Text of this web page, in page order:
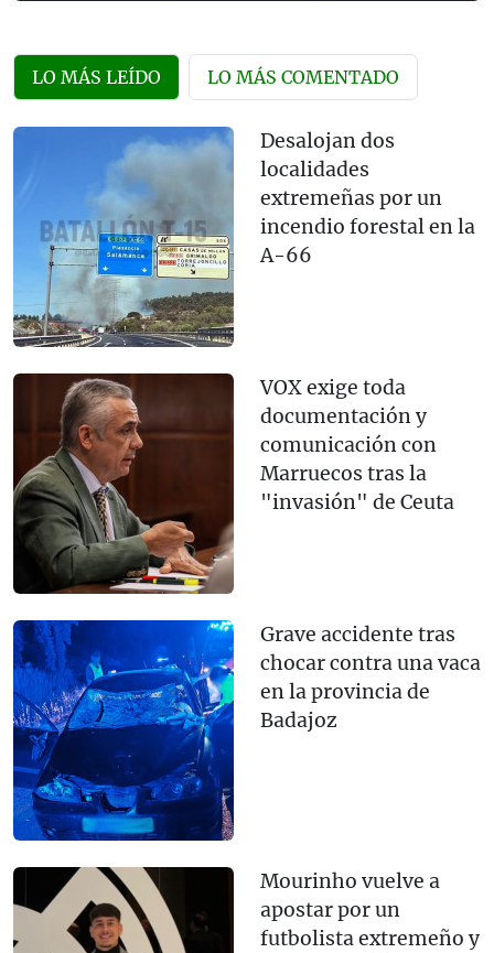
LO MÁS LEÍDO LO MÁS COMENTADO
Desalojan dos
localidades
extremeñas por un
incendio forestal en la
A-66
VOX exige toda
documentación y
comunicación con
Marruecos tras la
"invasión" de Ceuta
Grave accidente tras
chocar contra una vaca
en la provincia de
Badajoz
Mourinho vuelve a
apostar por un
futbolista extremeño y